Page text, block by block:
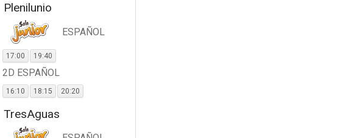
Plenilunio
ESPAÑOL
17:00 19:40
2D ESPAÑOL
16:10 18:15 20:20
TresAguas